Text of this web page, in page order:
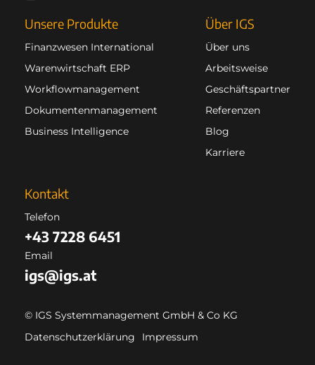
Unsere Produkte
Finanzwesen International
Warenwirtschaft ERP
Workflowmanagement
Dokumentenmanagement
Business Intelligence
Über IGS
Über uns
Arbeitsweise
Geschäftspartner
Referenzen
Blog
Karriere
Kontakt
Telefon
+43 7228 6451
Email
igs@igs.at
© IGS Systemmanagement GmbH & Co KG
Datenschutzerklärung
Impressum